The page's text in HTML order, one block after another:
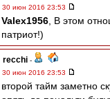
30 июн 2016 23:53
Valex1956 , В этом
патриот!)
recchi -
30 июн 2016 23:53
второй тайм заметно